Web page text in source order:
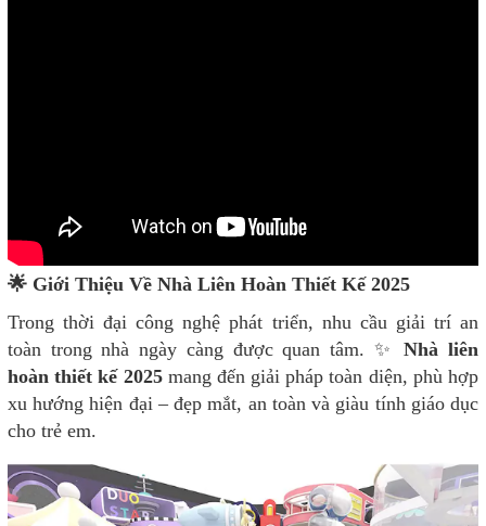
🌟 Giới Thiệu Về Nhà Liên Hoàn Thiết Kế 2025
Trong thời đại công nghệ phát triển, nhu cầu giải trí an
toàn trong nhà ngày càng được quan tâm. ✨
Nhà liên
hoàn thiết kế 2025mang đến giải pháp toàn diện, phù hợp
xu hướng hiện đại – đẹp mắt, an toàn và giàu tính giáo dục
cho trẻ em.